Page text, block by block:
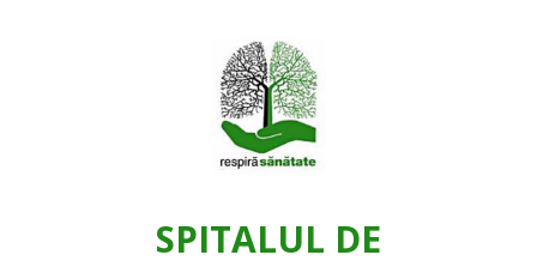
SPITALUL DE